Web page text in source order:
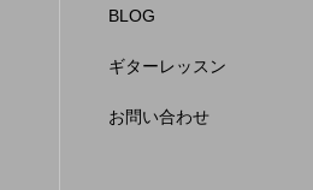
BLOG
ギターレッスン
お問い合わせ